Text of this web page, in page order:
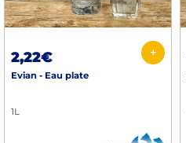
2,22€ +
Evian - Eau plate
1L